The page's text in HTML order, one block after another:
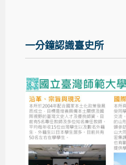
一分鐘認識臺史所